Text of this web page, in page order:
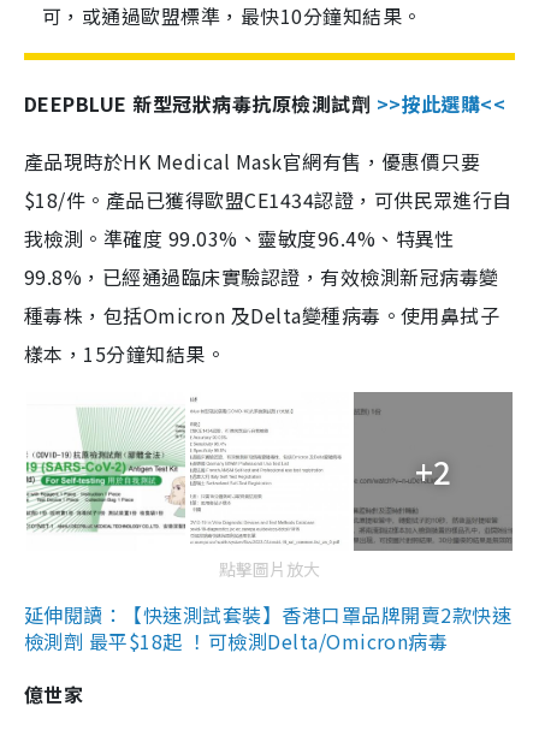
可，或通過歐盟標準，最快10分鐘知結果。
DEEPBLUE 新型冠狀病毒抗原檢測試劑 >>按此選購<<
產品現時於HK Medical Mask官網有售，優惠價只要
$18/件。產品已獲得歐盟CE1434認證，可供民眾進行自
我檢測。準確度 99.03%、靈敏度96.4%、特異性
99.8%，已經通過臨床實驗認證，有效檢測新冠病毒變
種毒株，包括Omicron 及Delta變種病毒。使用鼻拭子
樣本，15分鐘知結果。
+2
點擊圖片放大
延伸閱讀：【快速測試套裝】香港口罩品牌開賣2款快速
檢測劑 最平$18起 ！可檢測Delta/Omicron病毒
億世家